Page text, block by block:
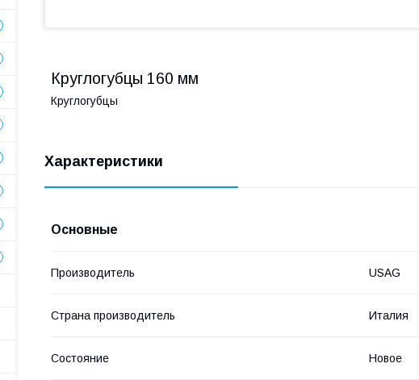
Круглогубцы 160 мм
Круглогубцы
Характеристики
Основные
Производитель USAG
Страна производитель Италия
Состояние Новое